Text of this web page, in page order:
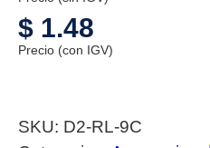
$ 1.48
Precio (con IGV)
SKU: D2-RL-9C